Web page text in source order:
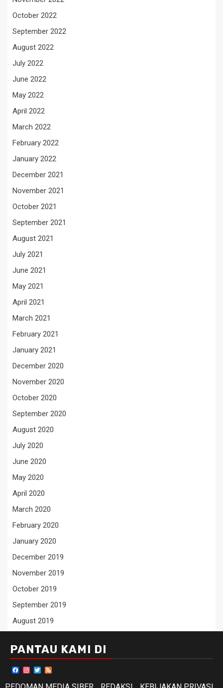
October 2022
September 2022
August 2022
July 2022
June 2022
May 2022
April 2022
March 2022
February 2022
January 2022
December 2021
November 2021
October 2021
September 2021
August 2021
July 2021
June 2021
May 2021
April 2021
March 2021
February 2021
January 2021
December 2020
November 2020
October 2020
September 2020
August 2020
July 2020
June 2020
May 2020
April 2020
March 2020
February 2020
January 2020
December 2019
November 2019
October 2019
September 2019
August 2019
PANTAU KAMI DI
Facebook
Instagram
Twitter